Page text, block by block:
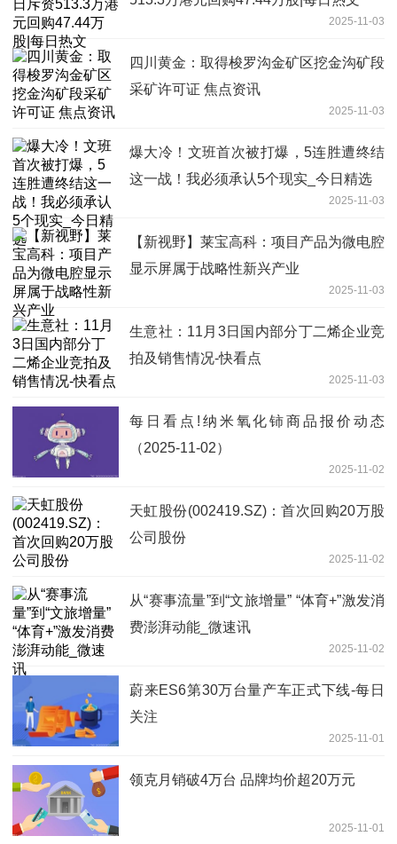
2025-11-03
四川黄金：取得梭罗沟金矿区挖金沟矿段
采矿许可证 焦点资讯
2025-11-03
爆大冷！文班首次被打爆，5连胜遭终结
这一战！我必须承认5个现实_今日精选
2025-11-03
【新视野】莱宝高科：项目产品为微电腔
显示屏属于战略性新兴产业
2025-11-03
生意社：11月3日国内部分丁二烯企业竞
拍及销售情况-快看点
2025-11-03
每日看点!纳米氧化铈商品报价动态
（2025-11-02）
2025-11-02
天虹股份(002419.SZ)：首次回购20万股
公司股份
2025-11-02
从“赛事流量”到“文旅增量” “体育+”激发消
费澎湃动能_微速讯
2025-11-02
蔚来ES6第30万台量产车正式下线-每日
关注
2025-11-01
领克月销破4万台 品牌均价超20万元
2025-11-01